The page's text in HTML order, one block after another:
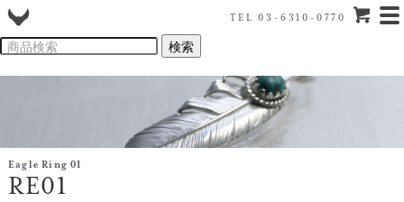
TEL 03-6310-0770
Eagle Ring 01
RE01